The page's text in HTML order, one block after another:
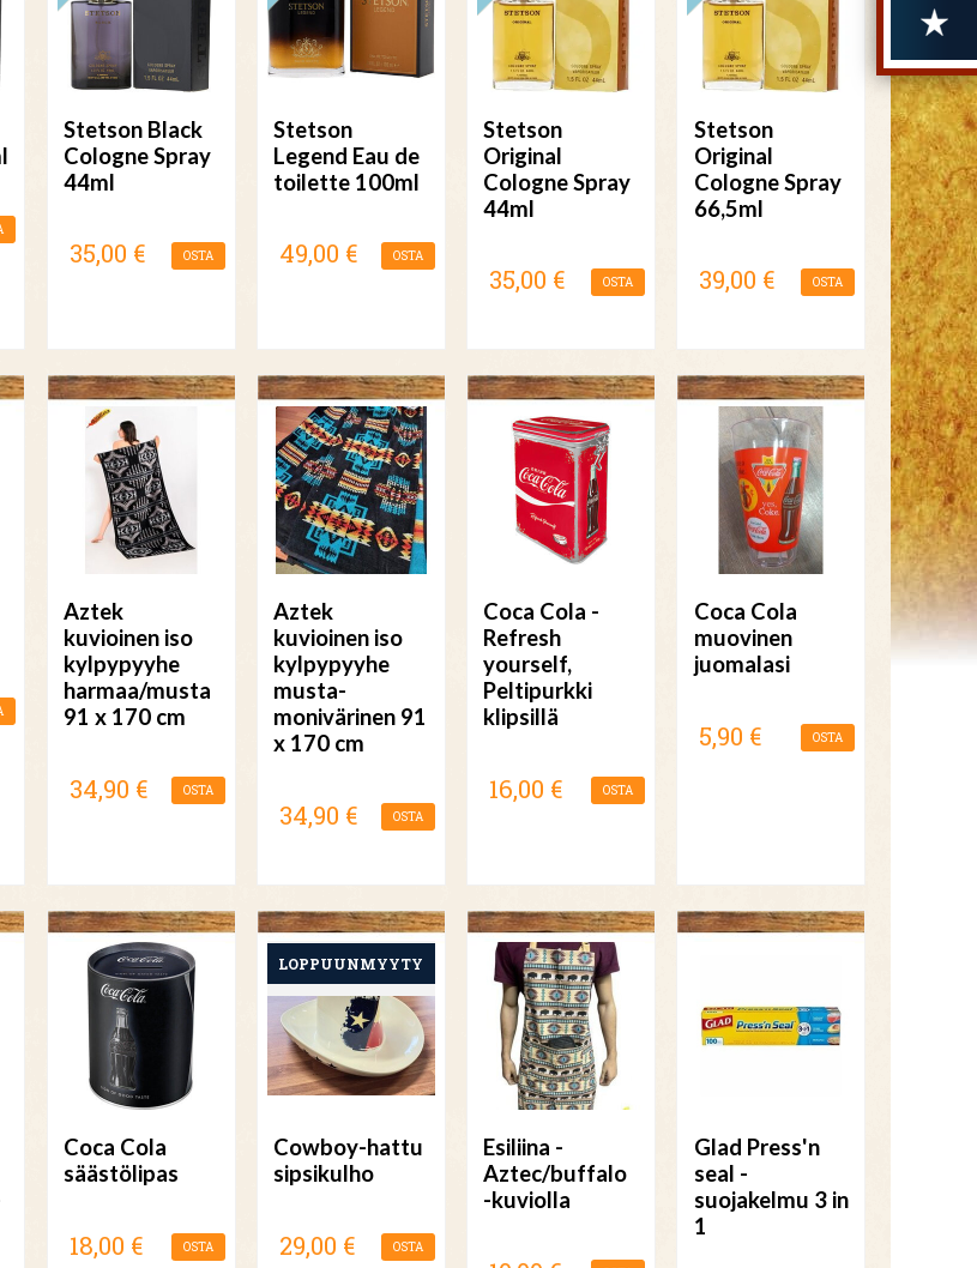
Stetson Black
Cologne Spray
44ml
35,00 € OSTA
Stetson
Legend Eau de
toilette 100ml
49,00 € OSTA
Stetson
Original
Cologne Spray
44ml
35,00 € OSTA
Stetson
Original
Cologne Spray
66,5ml
39,00 € OSTA
Aztek
kuvioinen iso
kylpypyyhe
harmaa/musta
91 x 170 cm
34,90 € OSTA
Aztek
kuvioinen iso
kylpypyyhe
musta-
monivärinen 91
x 170 cm
34,90 € OSTA
Coca Cola -
Refresh
yourself,
Peltipurkki
klipsillä
16,00 € OSTA
Coca Cola
muovinen
juomalasi
5,90 € OSTA
Coca Cola
säästölipas
18,00 € OSTA
Cowboy-hattu
sipsikulho
29,00 € OSTA
Esiliina -
Aztec/buffalo
-kuviolla
Glad Press'n
seal -
suojakelmu 3 in
1